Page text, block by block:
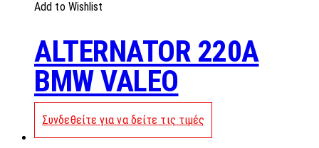
Add to Wishlist
ALTERNATOR 220A
BMW VALEO
Συνδεθείτε για να δείτε τις τιμές